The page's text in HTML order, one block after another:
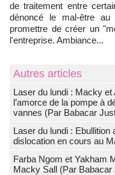
de traitement entre
dénoncé le mal-être
promettre de créer un
l'entreprise. Ambiance...
Autres articles
Laser du lundi : Macky et
l’amorce de la pompe à
vannes (Par Babacar
Laser du lundi : Ebullition
dislocation en cours au
Farba Ngom et Yakham
Macky Sall (Par Babacar